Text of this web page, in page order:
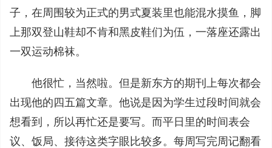
子，在周围较为正式的男式夏装里也能混水摸鱼，脚
上那双登山鞋却不肯和黑皮鞋们为伍，一落座还露出
一双运动棉袜。
他很忙，当然啦。但是新东方的期刊上每次都会
出现他的四五篇文章。他说是因为学生过段时间就会
想看到，所以再忙还是要写。而平日里的时间表会
议、饭局、接待这类字眼比较多。每周写完周记翻看